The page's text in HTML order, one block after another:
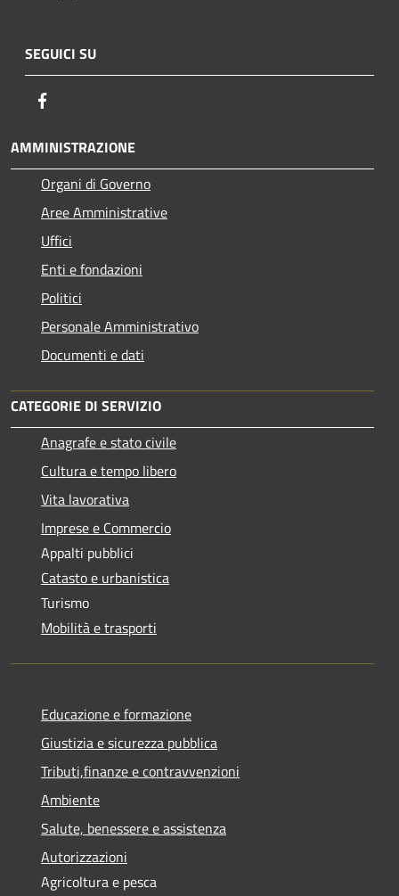
SEGUICI SU
AMMINISTRAZIONE
Organi di Governo
Aree Amministrative
Uffici
Enti e fondazioni
Politici
Personale Amministrativo
Documenti e dati
CATEGORIE DI SERVIZIO
Anagrafe e stato civile
Cultura e tempo libero
Vita lavorativa
Imprese e Commercio
Appalti pubblici
Catasto e urbanistica
Turismo
Mobilità e trasporti
Educazione e formazione
Giustizia e sicurezza pubblica
Tributi,finanze e contravvenzioni
Ambiente
Salute, benessere e assistenza
Autorizzazioni
Agricoltura e pesca